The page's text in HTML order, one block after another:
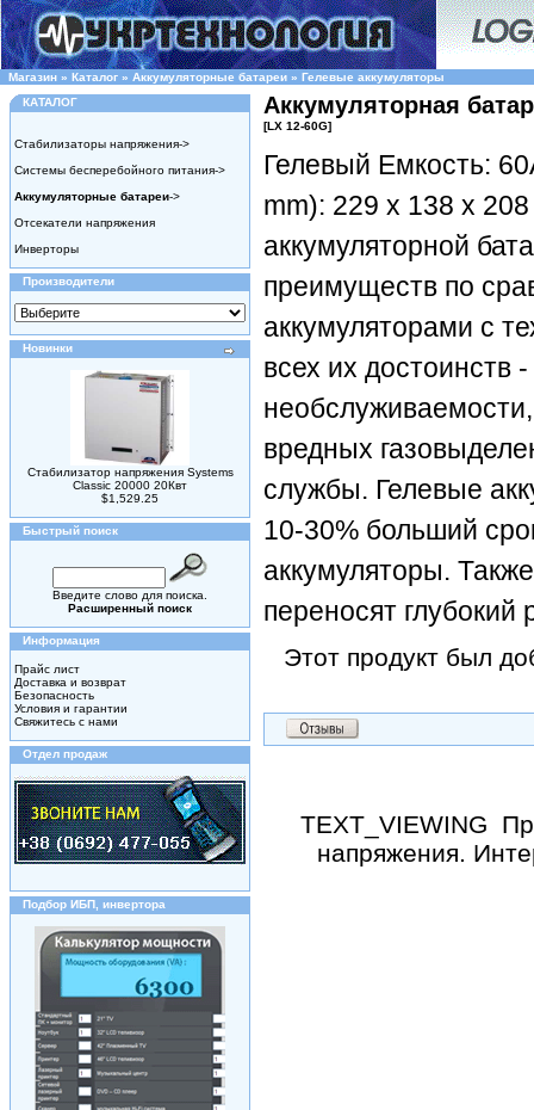
Магазин » Каталог » Аккумуляторные батареи » Гелевые аккумуляторы
КАТАЛОГ
Стабилизаторы напряжения->
Системы бесперебойного питания->
Аккумуляторные батареи->
Отсекатели напряжения
Инверторы
Производители
Новинки
Стабилизатор напряжения Systems
Classic 20000 20Квт
$1,529.25
Быстрый поиск
Введите слово для поиска.
Расширенный поиск
Информация
Прайс лист
Доставка и возврат
Безопасность
Условия и гарантии
Свяжитесь с нами
Отдел продаж
Подбор ИБП, инвертора
Аккумуляторная
[LX 12-60G]
Гелевый Емкость:
mm): 229 x 138 x
аккумуляторной
преимуществ по
аккумуляторами с
всех их достоинств
вредных
службы. Гелевые
10-30% больший
аккумуляторы.
переносят глубокий
Этот продукт был
TEXT_VIEWING
напряжения.